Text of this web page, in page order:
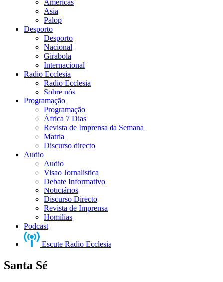
Americas
Asia
Palop
Desporto
Desporto
Nacional
Girabola
Internacional
Radio Ecclesia
Radio Ecclesia
Sobre nós
Programação
Programação
África 7 Dias
Revista de Imprensa da Semana
Matria
Discurso directo
Audio
Audio
Visao Jornalistica
Debate Informativo
Noticiários
Discurso Directo
Revista de Imprensa
Homilias
Podcast
Escute Radio Ecclesia
Santa Sé